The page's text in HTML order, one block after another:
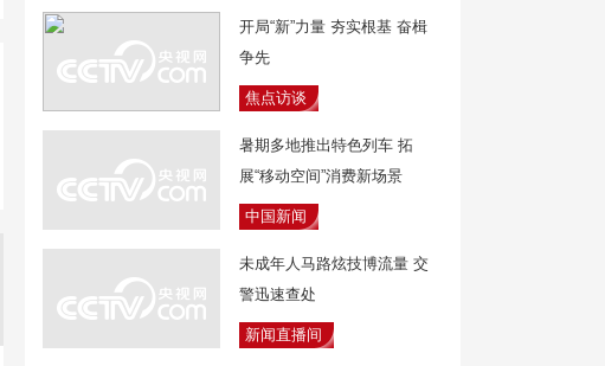
开局“新”力量 夯实根基 奋楫
争先
焦点访谈
暑期多地推出特色列车 拓
展“移动空间”消费新场景
中国新闻
未成年人马路炫技博流量 交
警迅速查处
新闻直播间